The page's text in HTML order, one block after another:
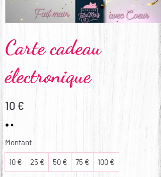
Carte cadeau
électronique
10 €
Montant
10 € 25 € 50 € 75 € 100 €